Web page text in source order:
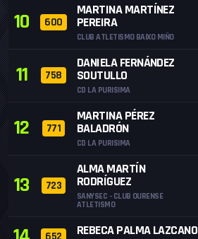
10 600
MARTINA MARTÍNEZ
PEREIRA
CLUB ATLETISMO BAIXO MIÑO
11 758
DANIELA FERNÁNDEZ
SOUTULLO
CD LA PURISIMA
12 771
MARTINA PÉREZ
BALADRÓN
CD LA PURISIMA
13 723
ALMA MARTÍN
RODRÍGUEZ
SANYSEC - CLUB OURENSE
ATLETISMO
REBECA PALMA LAZCANO